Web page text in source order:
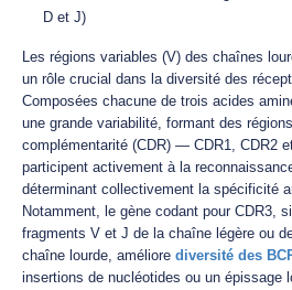
D et J)
Les régions variables (V) des chaînes
un rôle crucial dans la diversité des
Composées chacune de trois acides
une grande variabilité, formant des
complémentarité (CDR) — CDR1, CDR2
participent activement à la
déterminant collectivement la spécificité
Notamment, le gène codant pour CDR3,
fragments V et J de la chaîne légère ou
chaîne lourde, améliore diversité des
insertions de nucléotides ou un épissage